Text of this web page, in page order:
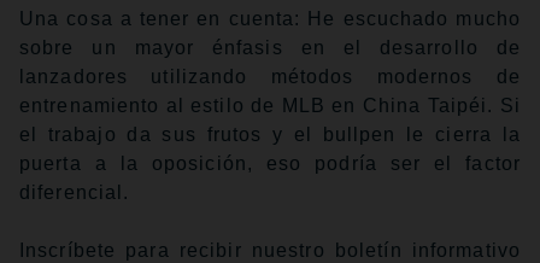
Una cosa a tener en cuenta: He escuchado mucho
sobre un mayor énfasis en el desarrollo de
lanzadores utilizando métodos modernos de
entrenamiento al estilo de MLB en China Taipéi. Si
el trabajo da sus frutos y el bullpen le cierra la
puerta a la oposición, eso podría ser el factor
diferencial.
Inscríbete para recibir nuestro boletín informativo